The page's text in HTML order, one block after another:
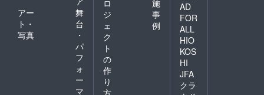
アー
ト・
写真
舞
台
・
パ
フ
ォ
ー
マ
ロ
ジ
ェ
ク
ト
の
作
り
施
事
例
AD
FOR
ALL
HIO
KOS
HI
JFA
クラ